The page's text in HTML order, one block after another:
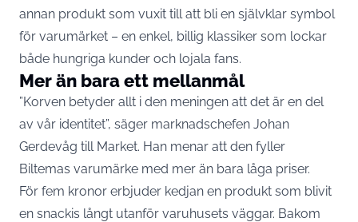
annan produkt som vuxit till att bli en självklar symbol
för varumärket – en enkel, billig klassiker som lockar
både hungriga kunder och lojala fans.
Mer än bara ett mellanmål
”Korven betyder allt i den meningen att det är en del
av vår identitet”, säger marknadschefen Johan
Gerdevåg till Market. Han menar att den fyller
Biltemas varumärke med mer än bara låga priser.
För fem kronor erbjuder kedjan en produkt som blivit
en snackis långt utanför varuhusets väggar. Bakom